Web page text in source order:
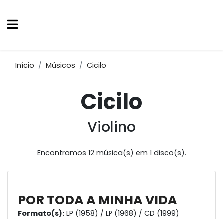
Início Músicos Cicilo
Cicilo
Violino
Encontramos 12 música(s) em 1 disco(s).
POR TODA A MINHA VIDA
Formato(s): LP (1958) / LP (1968) / CD (1999)